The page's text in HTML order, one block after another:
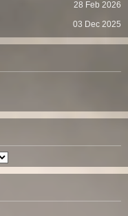
28 Feb 2026
03 Dec 2025